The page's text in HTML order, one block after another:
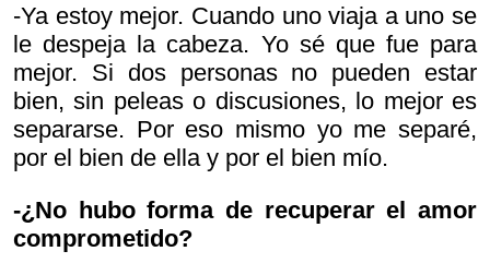
-Ya estoy mejor. Cuando uno viaja a uno se
le despeja la cabeza. Yo sé que fue para
mejor. Si dos personas no pueden estar
bien, sin peleas o discusiones, lo mejor es
separarse. Por eso mismo yo me separé,
por el bien de ella y por el bien mío.
-¿No hubo forma de recuperar el amor
comprometido?